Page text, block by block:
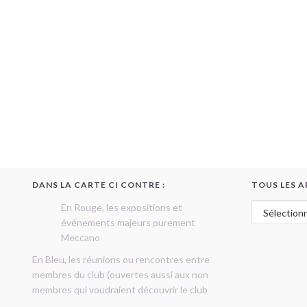
DANS LA CARTE CI CONTRE :
En Rouge, les expositions et
événements majeurs purement
Meccano
En Bleu, les réunions ou rencontres entre
membres du club (ouvertes aussi aux non
membres qui voudraient découvrir le club
TOUS LES
Tous les